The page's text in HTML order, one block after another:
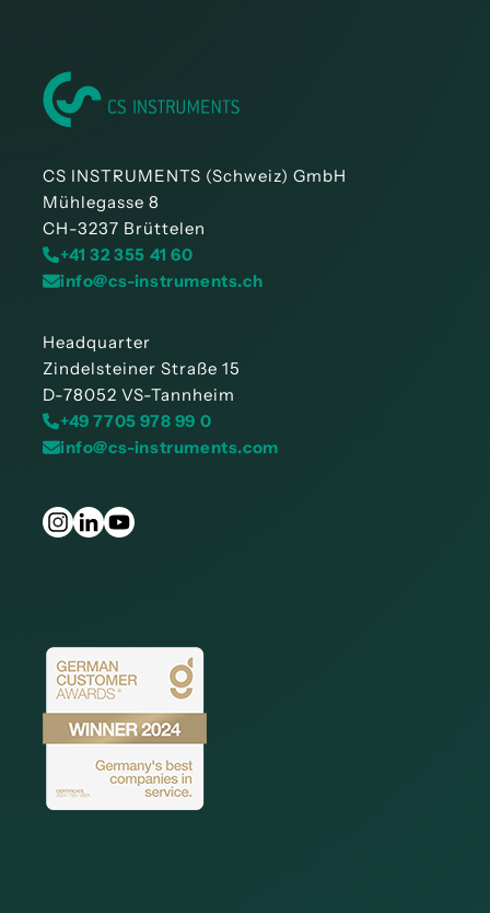
CS INSTRUMENTS (Schweiz) GmbH
Mühlegasse 8
CH-3237 Brüttelen
+41 32 355 41 60
info@cs-instruments.ch
Headquarter
Zindelsteiner Straße 15
D-78052 VS-Tannheim
+49 7705 978 99 0
info@cs-instruments.com